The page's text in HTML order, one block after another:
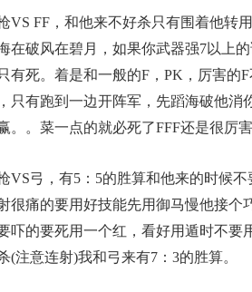
FF，和他来不好杀只有围着他转用
在破风在碧月，如果你武器强7以上
有死。着是和一般的F，PK，厉害的
只有跑到一边开阵军，先蹈海破他消
。。菜一点的就必死了FFF还是很厉害
弓，有5：5的胜算和他来的时候不
很痛的要用好技能先用御马慢他接
吓的要死用一个红，看好用遁时不要
(注意连射)我和弓来有7：3的胜算。